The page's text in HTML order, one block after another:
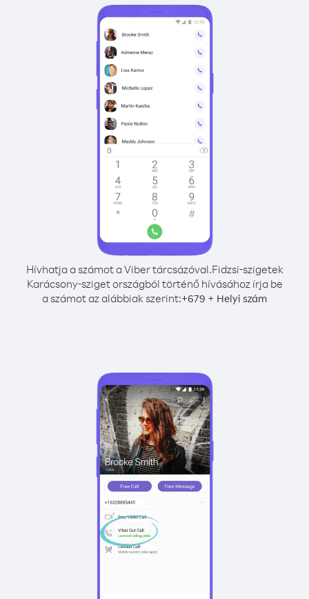
Hívhatja a számot a Viber tárcsázóval.Fidzsi-szigetek
Karácsony-sziget országból történő hívásához írja be
a számot az alábbiak szerint:+679 + Helyi szám